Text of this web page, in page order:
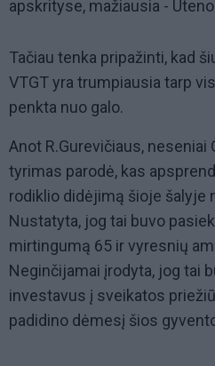
apskrityse, mažiausia -
Tačiau tenka pripažinti, kad
VTGT yra trumpiausia tarp
penkta nuo galo.
Anot R.Gurevičiaus, neseniai
tyrimas parodė, kas
rodiklio didėjimą šioje šalyje
Nustatyta, jog tai buvo
mirtingumą 65 ir vyresnių
Neginčijamai įrodyta, jog tai
investavus į sveikatos
padidino dėmesį šios